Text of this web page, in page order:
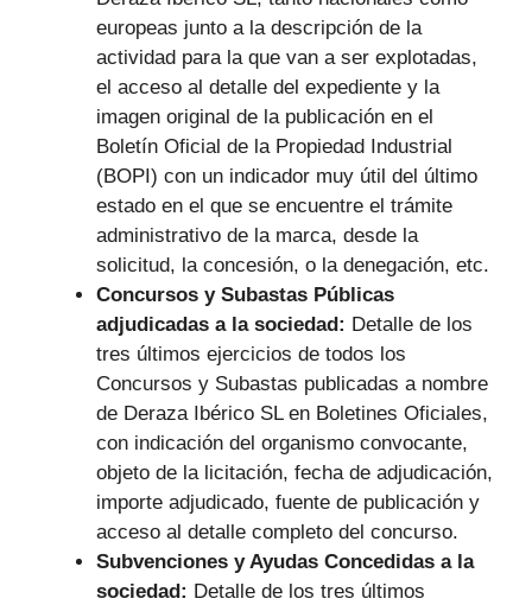
europeas junto a la descripción de la
actividad para la que van a ser explotadas,
el acceso al detalle del expediente y la
imagen original de la publicación en el
Boletín Oficial de la Propiedad Industrial
(BOPI) con un indicador muy útil del último
estado en el que se encuentre el trámite
administrativo de la marca, desde la
solicitud, la concesión, o la denegación, etc.
Concursos y Subastas Públicas
adjudicadas a la sociedad: Detalle de los
tres últimos ejercicios de todos los
Concursos y Subastas publicadas a nombre
de Deraza Ibérico SL en Boletines Oficiales,
con indicación del organismo convocante,
objeto de la licitación, fecha de adjudicación,
importe adjudicado, fuente de publicación y
acceso al detalle completo del concurso.
Subvenciones y Ayudas Concedidas a la
sociedad: Detalle de los tres últimos